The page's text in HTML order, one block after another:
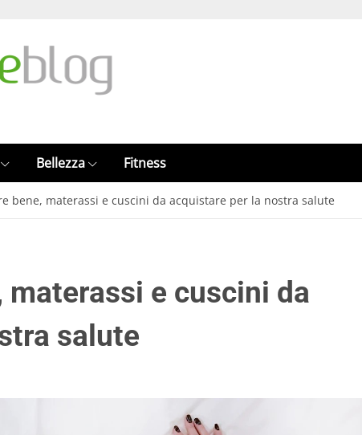
Bellezza Fitness
bene, materassi e cuscini da acquistare per la nostra salute
materassi e cuscini da
salute